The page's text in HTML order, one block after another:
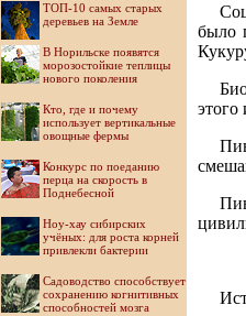
ТОП-10 самых старых
деревьев на Земле
В Норильске появятся
морозостойкие теплицы
нового поколения
Кто, где и почему
использует вертикальные
овощные фермы
Конкурс по поеданию
перца на скорость в
Поднебесной
Ноу-хау сибирских
учёных: для роста корней
привлекли бактерии
Садоводство способствует
сохранению когнитивных
способностей мозга
было
этого